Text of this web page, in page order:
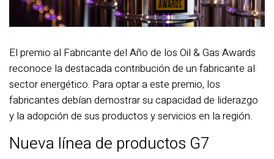
El premio al Fabricante del Año de los Oil & Gas Awards
reconoce la destacada contribución de un fabricante al
sector energético. Para optar a este premio, los
fabricantes debían demostrar su capacidad de liderazgo
y la adopción de sus productos y servicios en la región.
Nueva línea de productos G7